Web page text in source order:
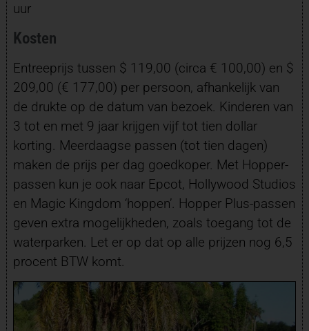
uur
Kosten
Entreeprijs tussen $ 119,00 (circa € 100,00) en $
209,00 (€ 177,00) per persoon, afhankelijk van
de drukte op de datum van bezoek. Kinderen van
3 tot en met 9 jaar krijgen vijf tot tien dollar
korting. Meerdaagse passen (tot tien dagen)
maken de prijs per dag goedkoper. Met Hopper-
passen kun je ook naar Epcot, Hollywood Studios
en Magic Kingdom ‘hoppen’. Hopper Plus-passen
geven extra mogelijkheden, zoals toegang tot de
waterparken. Let er op dat op alle prijzen nog 6,5
procent BTW komt.